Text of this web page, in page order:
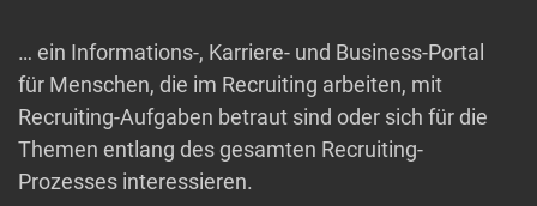
… ein Informations-, Karriere- und Business-Portal
für Menschen, die im Recruiting arbeiten, mit
Recruiting-Aufgaben betraut sind oder sich für die
Themen entlang des gesamten Recruiting-
Prozesses interessieren.